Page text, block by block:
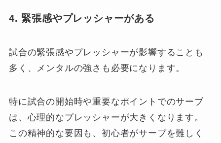
4. 緊張感やプレッシャーがある
試合の緊張感やプレッシャーが影響することも
多く、メンタルの強さも必要になります。
特に試合の開始時や重要なポイントでのサーブ
は、心理的なプレッシャーが大きくなります。
この精神的な要因も、初心者がサーブを難しく